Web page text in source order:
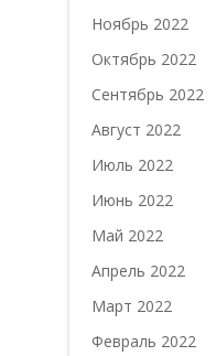
Ноябрь 2022
Октябрь 2022
Сентябрь 2022
Август 2022
Июль 2022
Июнь 2022
Май 2022
Апрель 2022
Март 2022
Февраль 2022